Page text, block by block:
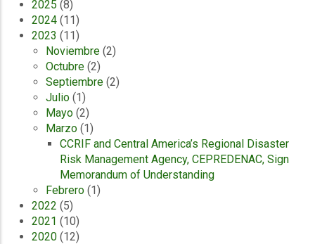
2025 (8)
2024 (11)
2023 (11)
Noviembre (2)
Octubre (2)
Septiembre (2)
Julio (1)
Mayo (2)
Marzo (1)
CCRIF and Central America’s Regional Disaster
Risk Management Agency, CEPREDENAC, Sign
Memorandum of Understanding
Febrero (1)
2022 (5)
2021 (10)
2020 (12)